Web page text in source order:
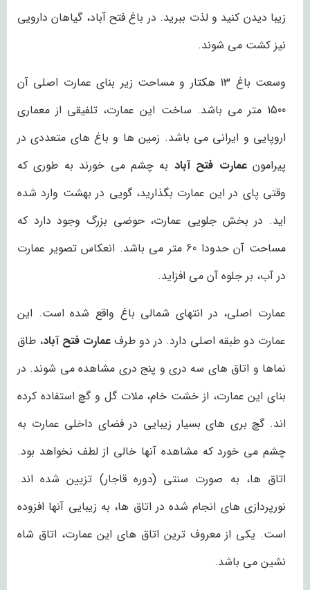
زیبا دیدن کنید و لذت ببرید. در باغ فتح آباد، گیاهان دارویی
نیز کشت می شوند.
وسعت باغ 13 هکتار و مساحت زیر بنای عمارت اصلی آن
1500 متر می باشد. ساخت این عمارت، تلفیقی از معماری
اروپایی و ایرانی می باشد. زمین ها و باغ های متعددی در
پیرامونعمارت فتح آباد به چشم می خورند به طوری که
وقتی پای در این عمارت بگذارید، گویی در بهشت وارد شده
اید. در بخش جلویی عمارت، حوضی بزرگ وجود دارد که
مساحت آن حدودا 60 متر می باشد. انعکاس تصویر عمارت
در آب، بر جلوه آن می افزاید.
عمارت اصلی، در انتهای شمالی باغ واقع شده است. این
عمارت دو طبقه اصلی دارد. در دو طرف عمارت فتح آباد، طاق
نماها و اتاق های سه دری و پنج دری مشاهده می شوند. در
بنای این عمارت، از خشت خام، ملات گل و گچ استفاده کرده
اند. گچ بری های بسیار زیبایی در فضای داخلی عمارت به
چشم می خورد که مشاهده آنها خالی از لطف نخواهد بود.
اتاق ها، به صورت سنتی (دوره قاجار) تزیین شده اند.
نورپردازی های انجام شده در اتاق ها، به زیبایی آنها افزوده
است. یکی از معروف ترین اتاق های این عمارت، اتاق شاه
نشین می باشد.